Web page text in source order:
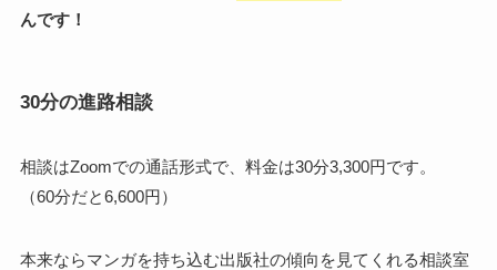
んです！
30分の進路相談
相談はZoomでの通話形式で、料金は30分3,300円です。
（60分だと6,600円）
本来ならマンガを持ち込む出版社の傾向を見てくれる相談室